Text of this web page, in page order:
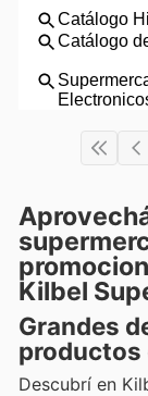
Kilbel
Grandes
productos
Descubrí en